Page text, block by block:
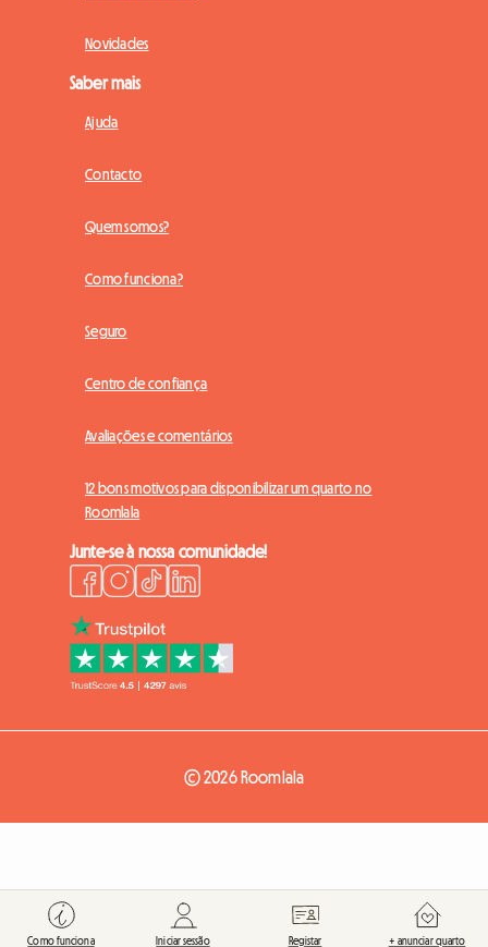
Novidades
Saber mais
Ajuda
Contacto
Quem somos?
Como funciona?
Seguro
Centro de confiança
Avaliações e comentários
12 bons motivos para disponibilizar um quarto no
Roomlala
Junte-se à nossa comunidade!
© 2026 Roomlala
Como funciona Iniciar sessão Registar + anunciar quarto